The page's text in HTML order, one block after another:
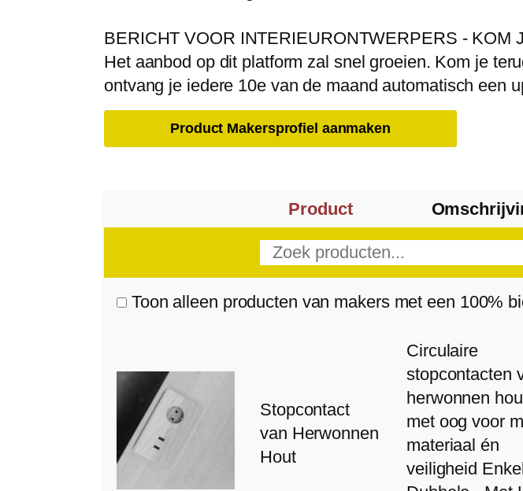
BERICHT VOOR INTERIEURONTWERPERS - KOM
Het aanbod op dit platform zal snel groeien. Kom je
ontvang je iedere 10e van de maand automatisch een
Product Makersprofiel aanmaken
Product
Toon alleen producten van makers met een 100%
Stopcontact
van Herwonnen
Hout
Circulaire
stopcontacten
herwonnen
met oog voor
materiaal én
veiligheid